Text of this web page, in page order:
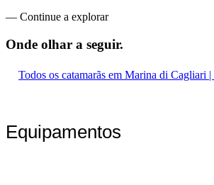
— Continue a explorar
Onde olhar a seguir.
Todos os catamarãs em Marina di Cagliari
Equipamentos